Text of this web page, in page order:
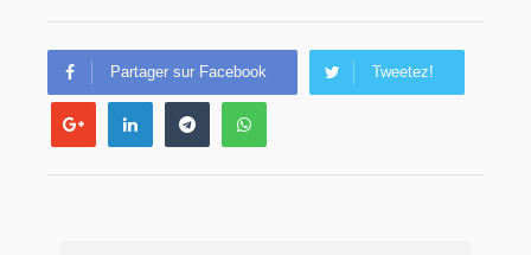
Partager sur Facebook Tweetez!